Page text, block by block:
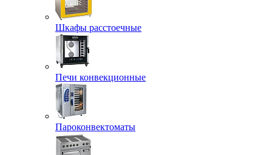
Шкафы расстоечные
Печи конвекционные
Пароконвектоматы